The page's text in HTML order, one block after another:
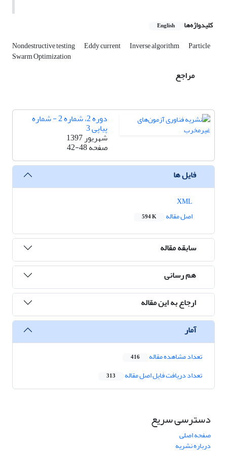
کلیدواژه‌ها English
Nondestructive testing Eddy current Inverse algorithm Particle
Swarm Optimization
مراجع
دوره 2، شماره 2 - شماره
پیاپی 3
شهریور 1397
صفحه42-48
فایل ها
اصل مقاله
594 K
سابقه مقاله
هم رسانی
ارجاع به این مقاله
آمار
تعداد مشاهده مقاله 416
تعداد دریافت فایل اصل مقاله 313
دسترسی سریع
صفحه اصلی
درباره نشریه